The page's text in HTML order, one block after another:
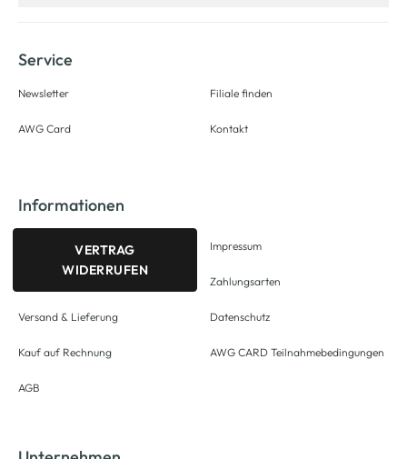
Service
Newsletter
AWG Card
Filiale finden
Kontakt
Informationen
VERTRAG
WIDERRUFEN
Versand & Lieferung
Kauf auf Rechnung
AGB
Impressum
Zahlungsarten
Datenschutz
AWG CARD Teilnahmebedingungen